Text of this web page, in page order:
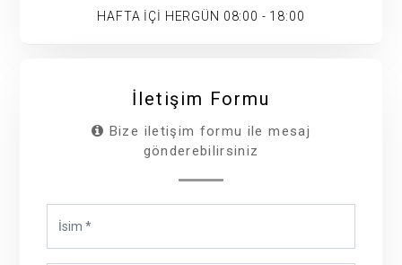
HAFTA İÇİ HERGÜN 08:00 - 18:00
İletişim Formu
Bize iletişim formu ile mesaj
gönderebilirsiniz